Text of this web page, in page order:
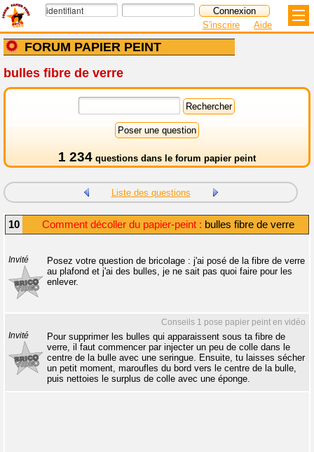
FORUM PAPIER PEINT
S'inscrire Aide
bulles fibre de verre
1 234 questions dans le forum papier peint
Liste des questions
10 Comment décoller du papier-peint : bulles fibre de verre
Invité
Posez votre question de bricolage : j'ai posé de la fibre de verre
au plafond et j'ai des bulles, je ne sait pas quoi faire pour les
enlever.
Conseils 1 pose papier peint en vidéo
Invité
Pour supprimer les bulles qui apparaissent sous ta fibre de
verre, il faut commencer par injecter un peu de colle dans le
centre de la bulle avec une seringue. Ensuite, tu laisses sécher
un petit moment, maroufles du bord vers le centre de la bulle,
puis nettoies le surplus de colle avec une éponge.